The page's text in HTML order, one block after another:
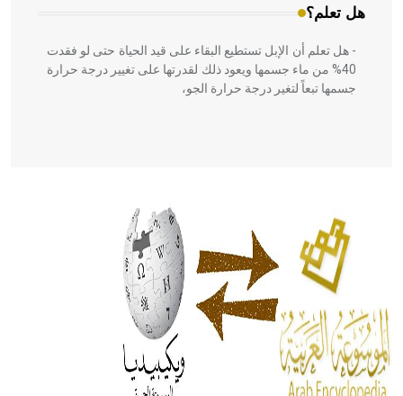
هل تعلم؟
- هل تعلم أن الإبل تستطيع البقاء على قيد الحياة حتى لو فقدت
40% من ماء جسمها ويعود ذلك لقدرتها على تغيير درجة حرارة
جسمها تبعاً لتغير درجة حرارة الجو،
الحكم، الأدلة، تنظيم التغذية، ورسالته في جروح الرأس. ويعود
له الفضل بأنه حرر الطب من الدين والفلسفة.
- هل تعلم أن المرجان إفراز حيواني يتكون في البحر ويتركب
من مادة كربونات الكلسيوم، وهو أحمر أو شديد الحمرة وهو
أجود أنواعه، ويمتاز بكبر الحجم ويسمى الش